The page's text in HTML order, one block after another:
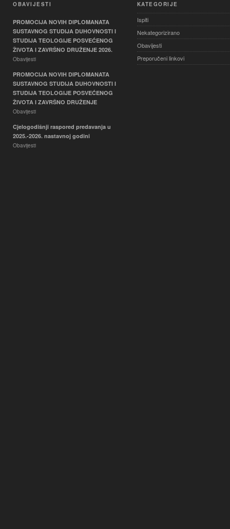
OBAVIJESTI
PROMOCIJA NOVIH DIPLOMANATA
SUSTAVNOG STUDIJA DUHOVNOSTI I
STUDIJA TEOLOGIJE POSVEĆENOG
ŽIVOTA I ZAVRŠNO DRUŽENJE 2026.
Obavijesti
PROMOCIJA NOVIH DIPLOMANATA
SUSTAVNOG STUDIJA DUHOVNOSTI I
STUDIJA TEOLOGIJE POSVEĆENOG
ŽIVOTA I ZAVRŠNO DRUŽENJE
Obavijesti
Cjelogodišnji raspored predavanja u
2025.-2026. nastavnoj godini
Obavijesti
KATEGORIJE
Ispiti
Nekategorizirano
Obavijesti
Preporučeni linkovi